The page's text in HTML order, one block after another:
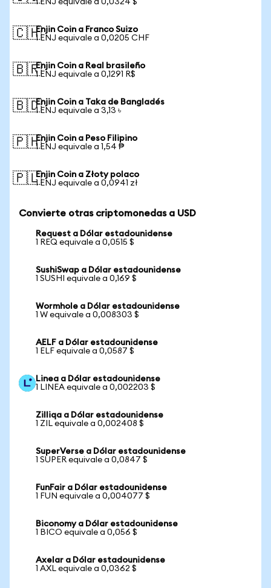
1 ENJ equivale a 0,0324 $
🇨🇭Enjin Coin a Franco Suizo
1 ENJ equivale a 0,0205 CHF
🇧🇷Enjin Coin a Real brasileño
1 ENJ equivale a 0,1291 R$
🇧🇩Enjin Coin a Taka de Bangladés
1 ENJ equivale a 3,13 ৳
🇵🇭Enjin Coin a Peso Filipino
1 ENJ equivale a 1,54 ₱
🇵🇱Enjin Coin a Złoty polaco
1 ENJ equivale a 0,0941 zł
Convierte otras criptomonedas a USD
Request a Dólar estadounidense
1 REQ equivale a 0,0515 $
SushiSwap a Dólar estadounidense
1 SUSHI equivale a 0,169 $
Wormhole a Dólar estadounidense
1 W equivale a 0,008303 $
AELF a Dólar estadounidense
1 ELF equivale a 0,0587 $
Linea a Dólar estadounidense
1 LINEA equivale a 0,002203 $
Zilliqa a Dólar estadounidense
1 ZIL equivale a 0,002408 $
SuperVerse a Dólar estadounidense
1 SUPER equivale a 0,0847 $
FunFair a Dólar estadounidense
1 FUN equivale a 0,004077 $
Biconomy a Dólar estadounidense
1 BICO equivale a 0,056 $
Axelar a Dólar estadounidense
1 AXL equivale a 0,0362 $